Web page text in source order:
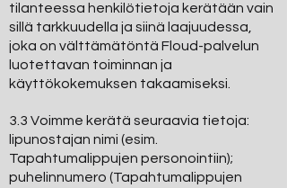
tilanteessa henkilötietoja kerätään vain
sillä tarkkuudella ja siinä laajuudessa,
joka on välttämätöntä Floud-palvelun
luotettavan toiminnan ja
käyttökokemuksen takaamiseksi.
3.3 Voimme kerätä seuraavia tietoja:
lipunostajan nimi (esim.
Tapahtumalippujen personointiin);
puhelinnumero (Tapahtumalippujen